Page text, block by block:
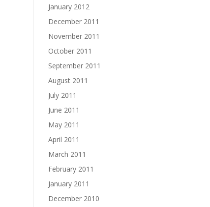
January 2012
December 2011
November 2011
October 2011
September 2011
August 2011
July 2011
June 2011
May 2011
April 2011
March 2011
February 2011
January 2011
December 2010